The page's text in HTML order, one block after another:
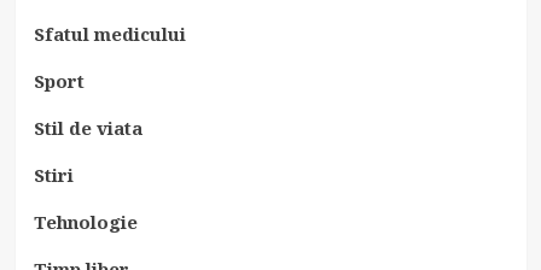
Sfatul medicului
Sport
Stil de viata
Stiri
Tehnologie